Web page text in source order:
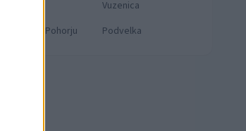
Vuzenica
Ribnica na Pohorju
Podvelka